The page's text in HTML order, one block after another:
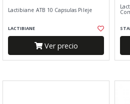
Lactibiane ATB 10 Capsulas Pileje
LACTIBIANE
Ver precio